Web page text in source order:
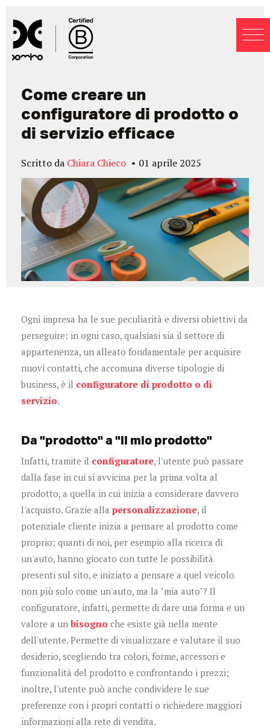
Blog
Come creare un
configuratore di prodotto o
di servizio efficace
Scritto da Chiara Chieco 01 aprile 2025
Ogni impresa ha le sue peculiarità e diversi obiettivi da
perseguire: in ogni caso, qualsiasi sia il settore di
appartenenza, un alleato fondamentale per acquisire
nuovi contatti, che accomuna diverse tipologie di
business, è il configuratore di prodotto o di
servizio.
Da "prodotto" a "il mio prodotto"
Infatti, tramite il configuratore, l'utente può passare
dalla fase in cui si avvicina per la prima volta al
prodotto, a quella in cui inizia a considerare davvero
l'acquisto. Grazie alla personalizzazione, il
potenziale cliente inizia a pensare al prodotto come
proprio: quanti di noi, per esempio alla ricerca di
un'auto, hanno giocato con tutte le possibilità
presenti sul sito, e iniziato a pensare a quel veicolo
non più solo come un'auto, ma la "mia auto"? Il
configuratore, infatti, permette di dare una forma e un
valore a un bisogno che esiste già nella mente
dell'utente. Permette di visualizzare e valutare il suo
desiderio, scegliendo tra colori, forme, accessori e
funzionalità del prodotto e confrontando i prezzi;
inoltre, l'utente può anche condividere le sue
preferenze con i propri contatti o richiedere maggiori
informazioni alla rete di vendita.